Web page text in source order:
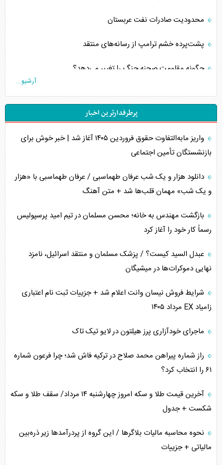
محدودیت صادرات نفت عربستان
پشت‌پرده خشم ترامپ از رسانه‌های منتقد
چگونه مقاومت صحنه جنگ را تغییر می‌دهد؟
جنگ رمضان و معضل حضور نظامیان آمریکایی
تحلیل جامع پدیده تراستی‌ها
تأثیر جنگ ایران و آمریکا بر اقتصاد جهانی
اربعین، کابوس مشترک تل‌آویو-واشنگتن
برنامه هفتم توسعه در نقطه کور سیاستگذاری
کنوانسیون دریای خزر در راستای منافع ملی است؟
اوکراین بازوی مخرب آمریکا در غرب آسیا
اهمیت راهبردی اردن برای آمریکا
پیام، ظرفیت بالفعل‌نشده تجارت ایران
همسویی عربستان با سنتکام علیه متحدان ایران
ترامپ و توهم خلع سلاح حماس
آرشیو...
پرطرفدارترین اخبار
واریز مابه‌التفاوت حقوق فروردین ۱۴۰۵ آغاز شد | خبر خوش برای
بازنشستگان تأمین اجتماعی
دانلود هزار و یک شب عرفان طهماسبی / عرفان طهماسبی با «هزار
و یک شب» مهمان قلب‌ها شد + متن آهنگ
بازگشت مهندس به خانه؛ محسن مسلمان در تیم امید پرسپولیس
رسماً کار خود را آغاز کرد
عبدل السید کیست؟ / پزشک مسلمان و منتقد اسرائیل، نامزد
نهایی دموکرات‌ها در میشیگان
شرایط فروش نیسان وانت اعلام شد + جزییات ثبت نام اعتباری
زامیاد EX مرداد ۱۴۰۵
ماجرای خودآزاری پرز هیلتون در لایو تیک تاک
راز شماره پیراهن محمد صلاح در ترکیه فاش شد؛ چرا فرعون شماره
۶۱ را انتخاب کرد؟
آخرین قیمت طلا و سکه امروز چهارشنبه ۱۴ مرداد/ سقف طلا و سکه
شکست + جدول
نحوه محاسبه مالیات بلاگر‌ها / این گروه از پردرآمد‌ها زیر ذره‌بین
مالیاتی + جزییات